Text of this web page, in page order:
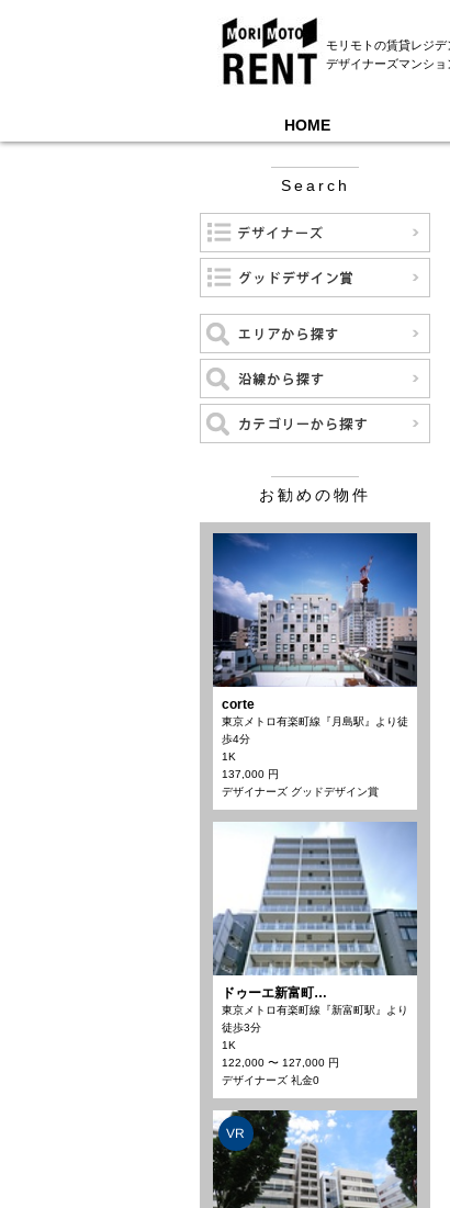
モリモトの賃貸レジデ
デザイナーズマンショ
HOME
モリモトレントTOP ＞
Search
お勧めの物件
corte
東京メトロ有楽町線『月島駅』より徒
歩4分
1K
137,000 円
デザイナーズ グッドデザイン賞
ドゥーエ新富町…
東京メトロ有楽町線『新富町駅』より
徒歩3分
1K
122,000 〜 127,000 円
デザイナーズ 礼金0
VR